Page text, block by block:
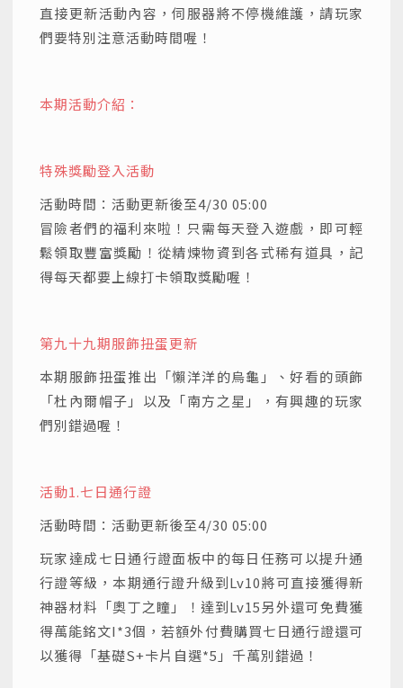
直接更新活動內容，伺服器將不停機維護，請玩家
們要特別注意活動時間喔！
本期活動介紹：
特殊獎勵登入活動
活動時間：活動更新後至4/30 05:00
冒險者們的福利來啦！只需每天登入遊戲，即可輕
鬆領取豐富獎勵！從精煉物資到各式稀有道具，記
得每天都要上線打卡領取獎勵喔！
第九十九期服飾扭蛋更新
本期服飾扭蛋推出「懶洋洋的烏龜」、好看的頭飾
「杜內爾帽子」以及「南方之星」，有興趣的玩家
們別錯過喔！
活動1.七日通行證
活動時間：活動更新後至4/30 05:00
玩家達成七日通行證面板中的每日任務可以提升通
行證等級，本期通行證升級到Lv10將可直接獲得新
神器材料「奧丁之瞳」！達到Lv15另外還可免費獲
得萬能銘文I*3個，若額外付費購買七日通行證還可
以獲得「基礎S+卡片自選*5」千萬別錯過！